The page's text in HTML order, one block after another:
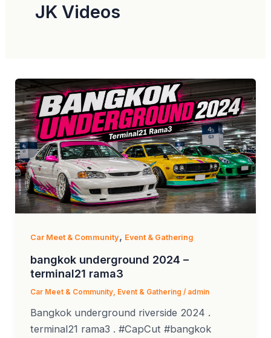
JK Videos
Car Meet & Community, Event & Gathering
bangkok underground 2024 –
terminal21 rama3
Car Meet & Community, Event & Gathering / admin
Bangkok underground riverside 2024 .
terminal21 rama3 . #CapCut #bangkok